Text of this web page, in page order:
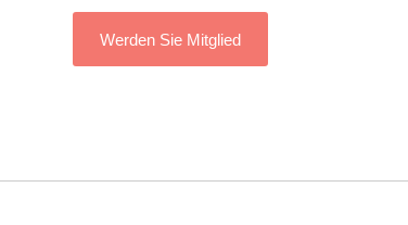
Werden Sie Mitglied